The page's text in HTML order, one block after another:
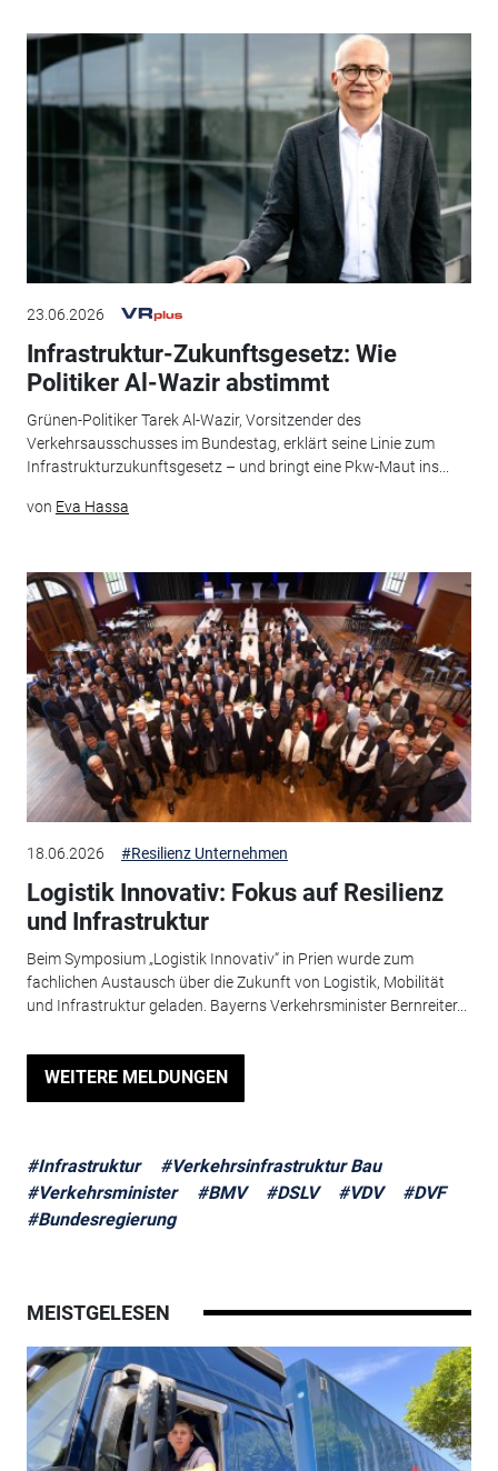
23.06.2026
Infrastruktur-Zukunftsgesetz: Wie
Politiker Al-Wazir abstimmt
Grünen-Politiker Tarek Al-Wazir, Vorsitzender des
Verkehrsausschusses im Bundestag, erklärt seine Linie zum
Infrastrukturzukunftsgesetz – und bringt eine Pkw-Maut ins...
von Eva Hassa
18.06.2026 #Resilienz Unternehmen
Logistik Innovativ: Fokus auf Resilienz
und Infrastruktur
Beim Symposium „Logistik Innovativ“ in Prien wurde zum
fachlichen Austausch über die Zukunft von Logistik, Mobilität
und Infrastruktur geladen. Bayerns Verkehrsminister Bernreiter...
WEITERE MELDUNGEN
#Infrastruktur
#Verkehrsinfrastruktur Bau
#Verkehrsminister
#BMV #DSLV #VDV
#DVF
#Bundesregierung
MEISTGELESEN